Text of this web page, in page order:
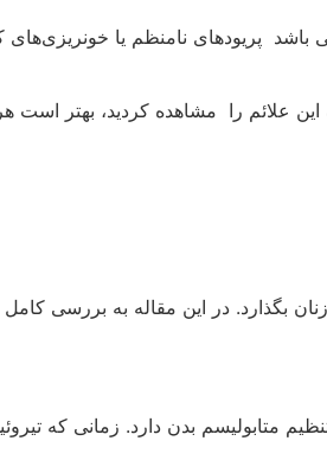
پریودهای نامنظم یا خونریزی‌های
علائم را مشاهده کردید، بهتر است
در این مقاله به بررسی کامل
متابولیسم بدن دارد. زمانی که